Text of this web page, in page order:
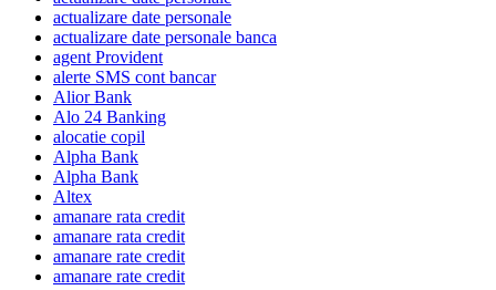
actualizare date personale
actualizare date personale banca
agent Provident
alerte SMS cont bancar
Alior Bank
Alo 24 Banking
alocatie copil
Alpha Bank
Alpha Bank
Altex
amanare rata credit
amanare rata credit
amanare rate credit
amanare rate credit